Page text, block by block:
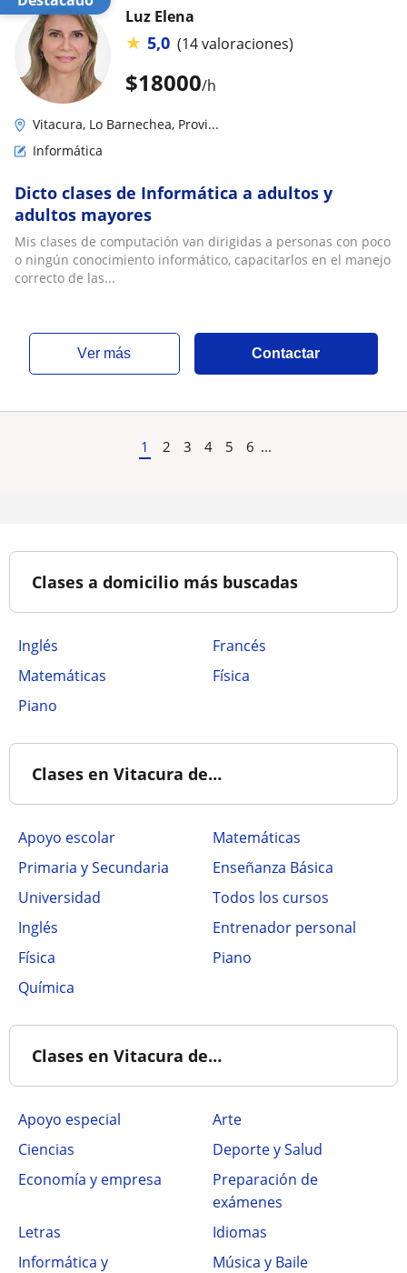
$18000/h
Luz Elena
★ 5,0 (14 valoraciones)
Vitacura, Lo Barnechea, Provi...
Informática
Dicto clases de Informática a adultos y
adultos mayores
Mis clases de computación van dirigidas a personas con poco
o ningún conocimiento informático, capacitarlos en el manejo
correcto de las...
ver más Contactar
1 2 3 4 5 6 ...
Clases a domicilio más buscadas
Inglés
Francés
Matemáticas
Física
Piano
Clases en Vitacura de…
Apoyo escolar
Matemáticas
Primaria y Secundaria
Enseñanza Básica
Universidad
Todos los cursos
Inglés
Entrenador personal
Física
Piano
Química
Clases en Vitacura de…
Apoyo especial
Arte
Ciencias
Deporte y Salud
Economía y empresa
Preparación de
exámenes
Letras
Idiomas
Informática y
Música y Baile